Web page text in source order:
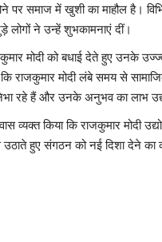
पर समाज में खुशी का माहौल है।
लोगों ने उन्हें शुभकामनाएं दीं।
मोदी को बधाई देते हुए उनके
राजकुमार मोदी लंबे समय से
रहे हैं और उनके अनुभव का लाभ
व्यक्त किया कि राजकुमार मोदी
उठाते हुए संगठन को नई दिशा देने का